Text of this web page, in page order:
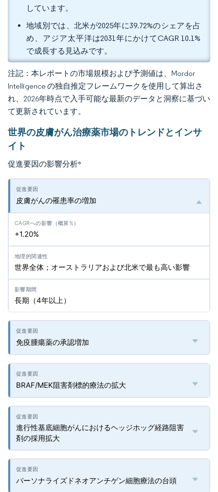
しています。
地域別では、北米が2025年に39.72%のシェアを占
め、アジア太平洋は2031年にかけてCAGR 10.1%
で成長する見込みです。
注記：本レポートの市場規模および予測値は、Mordor
Intelligence の独自推定フレームワークを使用して算出さ
れ、2026年時点で入手可能な最新のデータと洞察に基づい
て更新されています。
世界の皮膚がん治療薬市場のトレンドとインサ
イト
促進要因の影響分析*
皮膚がんの罹患率の増加
+1.20%
世界全体；オーストラリアおよび北米で最も高い影響
長期（4年以上）
免疫腫瘍薬の承認増加
BRAF/MEK阻害剤標的療法の拡大
進行性基底細胞がんにおけるヘッジホッグ経路阻害
剤の採用拡大
パーソナライズドネオアンチゲン細胞療法の台頭